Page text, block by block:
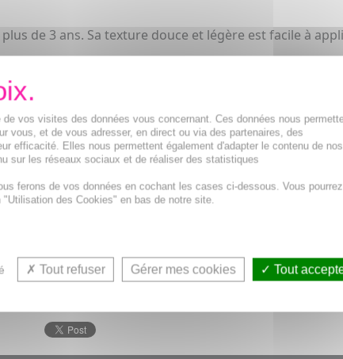
de 3 ans. Sa texture douce et légère est facile à
qui permet de régénérer les lèvres fragilisées.
7 jours montrent une augmentation de
Hydratation
vos visites des données vous concernant. Ces données nous
vous, et de vous adresser, en direct ou via des partenaires, des
efficacité. Elles nous permettent également d'adapter le contenu de nos
sur les réseaux sociaux et de réaliser des statistiques
ferons de vos données en cochant les cases ci-dessous. Vous pourrez
des Cookies" en bas de notre site.
Tout refuser Gérer mes cookies Tout